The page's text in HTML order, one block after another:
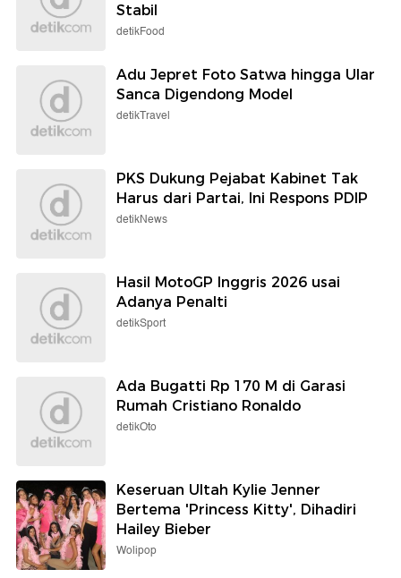
Stabil
detikFood
Adu Jepret Foto Satwa hingga Ular
Sanca Digendong Model
detikTravel
PKS Dukung Pejabat Kabinet Tak
Harus dari Partai, Ini Respons PDIP
detikNews
Hasil MotoGP Inggris 2026 usai
Adanya Penalti
detikSport
Ada Bugatti Rp 170 M di Garasi
Rumah Cristiano Ronaldo
detikOto
Keseruan Ultah Kylie Jenner
Bertema 'Princess Kitty', Dihadiri
Hailey Bieber
Wolipop